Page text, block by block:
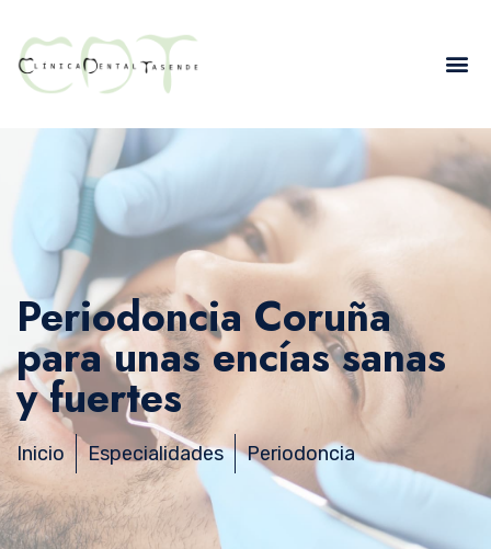
Periodoncia Coruña
para unas encías sanas
y fuertes
Inicio Especialidades Periodoncia